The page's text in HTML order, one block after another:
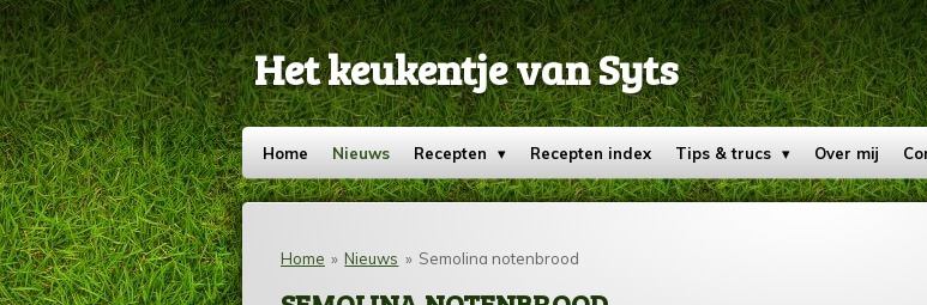
Ga
direct
naar
de
hoofdinhoud
Het keukentje van Syts
Home Nieuws Recepten Recepten index Tips & trucs Over mij
Home » Nieuws » Semolina notenbrood